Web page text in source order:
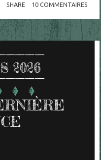
SHARE 10 COMMENTAIRES
2026